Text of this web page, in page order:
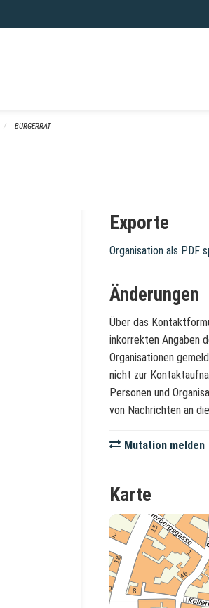
BÜRGERRAT
Exporte
Organisation als PDF
Änderungen
Über das
inkorrekten Angaben
Organisationen
nicht zur
Personen und
von Nachrichten an
Mutation melden
Karte